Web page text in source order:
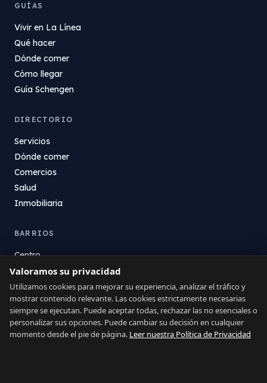
GUÍAS
Vivir en La Línea
Qué hacer
Dónde comer
Cómo llegar
Guía Schengen
DIRECTORIO
Servicios
Dónde comer
Comercios
Salud
Inmobiliaria
BARRIOS
Centro
La Atunara
Poniente
El Zabal
Santa Margarita
La Alcaidesa
Valoramos su privacidad
Utilizamos cookies para mejorar su experiencia, analizar el tráfico y
mostrar contenido relevante. Las cookies estrictamente necesarias
siempre se ejecutan. Puede aceptar todas, rechazar las no esenciales o
personalizar sus opciones. Puede cambiar su decisión en cualquier
momento desde el pie de página. Leer nuestra Política de Privacidad